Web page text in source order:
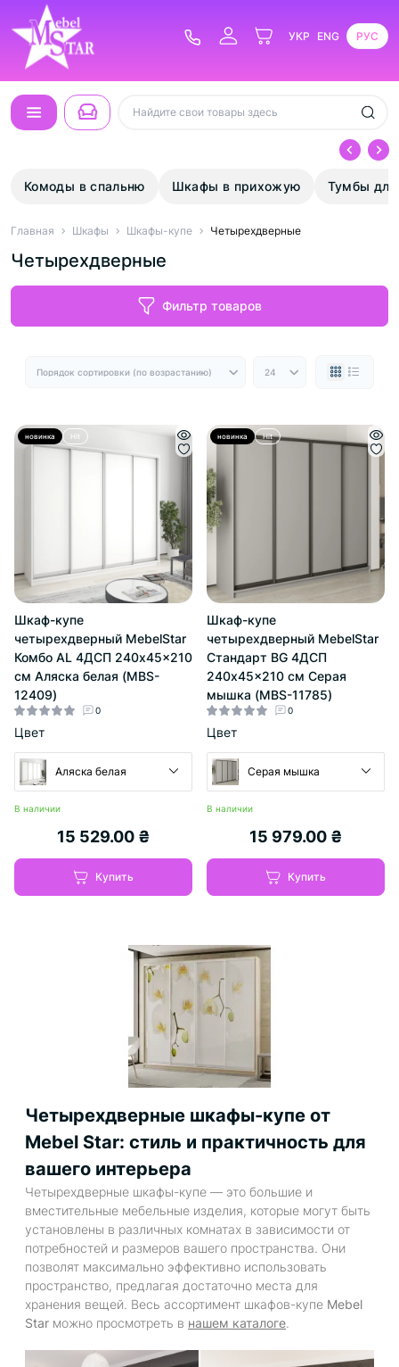
УКР ENG РУС
Комоды в спальню Шкафы в прихожую Тумбы для
Главная Шкафы Шкафы-купе Четырехдверные
Четырехдверные
Фильтр товаров
новинка Hit
Шкаф-купе
четырехдверный MebelStar
Комбо AL 4ДСП 240x45x210
см Аляска белая (MBS-
12409)
Цвет
Аляска белая
В наличии
0
15 529.00 ₴
Купить
новинка Hit
Шкаф-купе
четырехдверный MebelStar
Стандарт BG 4ДСП
240x45x210 см Серая
мышка (MBS-11785)
Цвет
Серая мышка
В наличии
0
15 979.00 ₴
Купить
Четырехдверные шкафы-купе от
Mebel Star: стиль и практичность для
вашего интерьера
Четырехдверные шкафы-купе — это большие и
вместительные мебельные изделия, которые могут быть
установлены в различных комнатах в зависимости от
потребностей и размеров вашего пространства. Они
позволят максимально эффективно использовать
пространство, предлагая достаточно места для
хранения вещей. Весь ассортимент шкафов-купе Mebel
Star можно просмотреть в нашем каталоге